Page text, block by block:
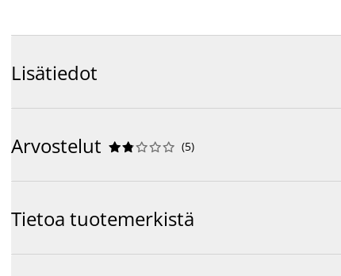
Lisätiedot
Arvostelut 




 (5)
Tietoa tuotemerkistä